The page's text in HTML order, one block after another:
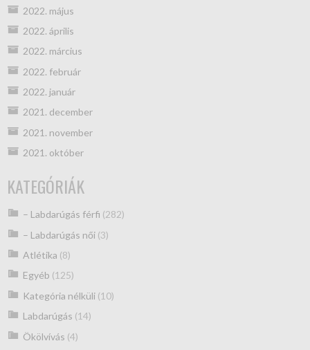
2022. május
2022. április
2022. március
2022. február
2022. január
2021. december
2021. november
2021. október
KATEGÓRIÁK
– Labdarúgás férfi (282)
– Labdarúgás női(3)
Atlétika (8)
Egyéb (125)
Kategória nélküli(10)
Labdarúgás (14)
Ökölvívás (4)